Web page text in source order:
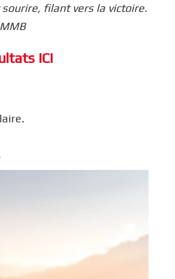
filant vers la victoire.
ICI